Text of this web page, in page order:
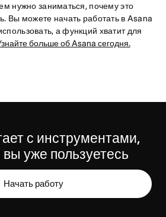
нужно заниматься, почему это
Вы можете начать работать в Asana
а функций хватит для
больше об Asana сегодня.
с инструментами,
уже пользуетесь
Начать работу